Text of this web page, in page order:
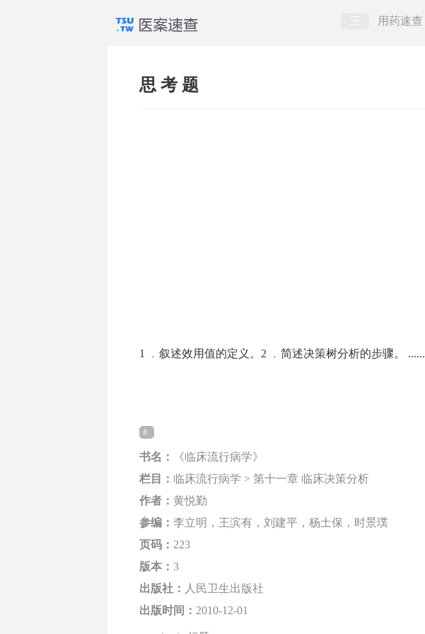
用药速查
思 考 题
1 ﹒叙述效用值的定义。2 ﹒简述决策树分析的步骤。 ......
书名：
《临床流行病学》
栏目： 临床流行病学 > 第十一章 临床决策分析
作者： 黄悦勤
参编： 李立明，王滨有，刘建平，杨土保，时景璞
页码： 223
版本： 3
出版社： 人民卫生出版社
出版时间： 2010-12-01